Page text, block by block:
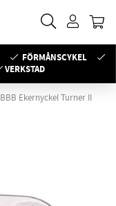
FÖRMÅNSCYKEL
VERKSTAD
BBB Ekernyckel Turner II